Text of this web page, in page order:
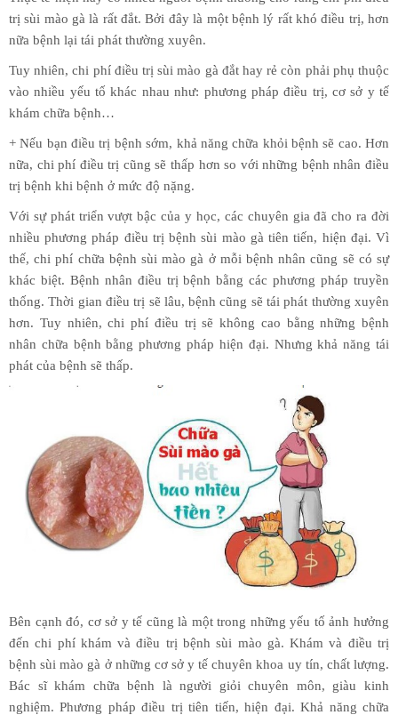
trị sùi mào gà là rất đắt. Bởi đây là một bệnh lý rất khó điều trị, hơn
nữa bệnh lại tái phát thường xuyên.
Tuy nhiên, chi phí điều trị sùi mào gà đắt hay rẻ còn phải phụ thuộc
vào nhiều yếu tố khác nhau như: phương pháp điều trị, cơ sở y tế
khám chữa bệnh…
+ Nếu bạn điều trị bệnh sớm, khả năng chữa khỏi bệnh sẽ cao. Hơn
nữa, chi phí điều trị cũng sẽ thấp hơn so với những bệnh nhân điều
trị bệnh khi bệnh ở mức độ nặng.
Với sự phát triển vượt bậc của y học, các chuyên gia đã cho ra đời
nhiều phương pháp điều trị bệnh sùi mào gà tiên tiến, hiện đại. Vì
thế, chi phí chữa bệnh sùi mào gà ở mỗi bệnh nhân cũng sẽ có sự
khác biệt. Bệnh nhân điều trị bệnh bằng các phương pháp truyền
thống. Thời gian điều trị sẽ lâu, bệnh cũng sẽ tái phát thường xuyên
hơn. Tuy nhiên, chi phí điều trị sẽ không cao bằng những bệnh
nhân chữa bệnh bằng phương pháp hiện đại. Nhưng khả năng tái
phát của bệnh sẽ thấp.
Bên cạnh đó, cơ sở y tế cũng là một trong những yếu tố ảnh hưởng
đến chi phí khám và điều trị bệnh sùi mào gà. Khám và điều trị
bệnh sùi mào gà ở những cơ sở y tế chuyên khoa uy tín, chất lượng.
Bác sĩ khám chữa bệnh là người giỏi chuyên môn, giàu kinh
nghiệm. Phương pháp điều trị tiên tiến, hiện đại. Khả năng chữa